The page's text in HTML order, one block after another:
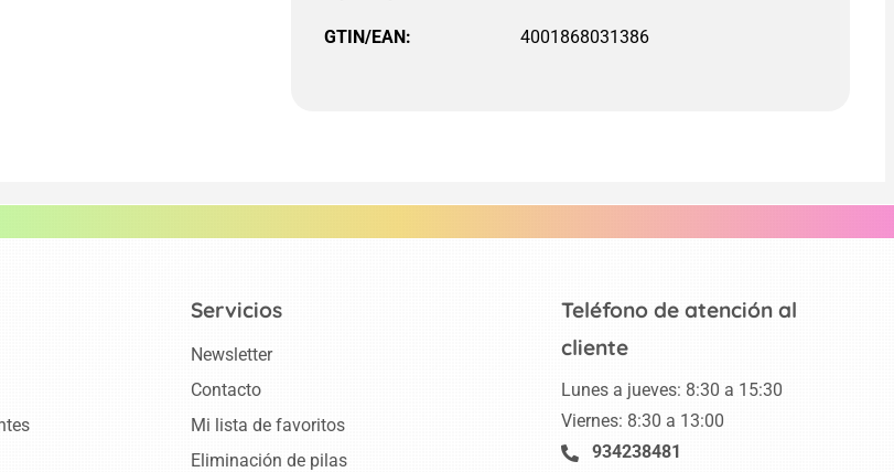
GTIN/EAN: 4001868031386
Teléfono de atención al
cliente
Lunes a jueves: 8:30 a 15:30
Viernes: 8:30 a 13:00
934238481
Servicios
Newsletter
Contacto
Mi lista de favoritos
Eliminación de pilas